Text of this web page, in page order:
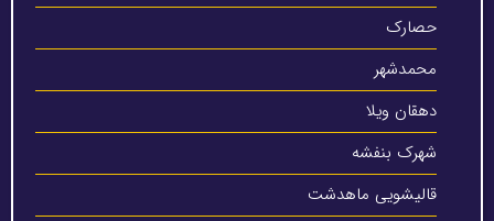
حصارک
محمدشهر
دهقان ویلا
شهرک بنفشه
قالیشویی ماهدشت